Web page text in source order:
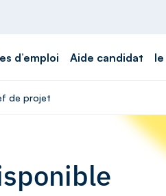
d’emploi Aide candidat
de projet